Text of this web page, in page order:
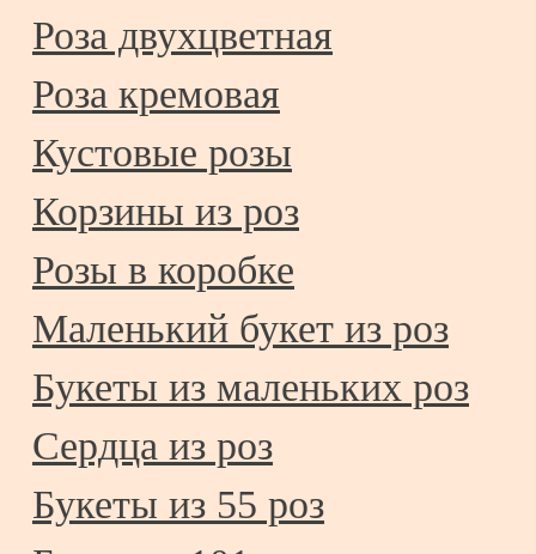
Роза двухцветная
Роза кремовая
Кустовые розы
Корзины из роз
Розы в коробке
Маленький букет из роз
Букеты из маленьких роз
Сердца из роз
Букеты из 55 роз